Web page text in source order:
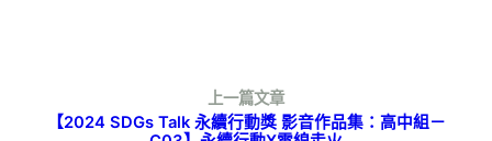
上一篇文章
【2024 SDGs Talk 永續行動獎 影音作品集：高中組－